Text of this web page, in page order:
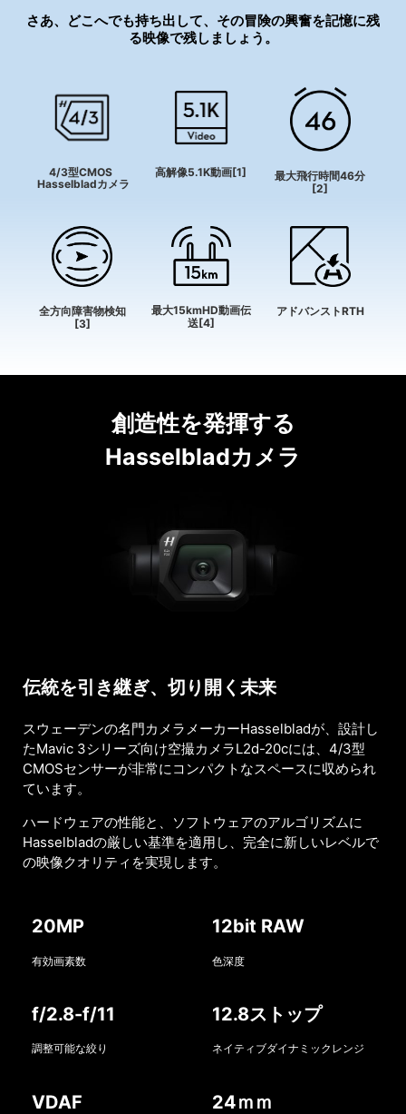
さあ、どこへでも持ち出して、その冒険の興奮を記憶に残
る映像で残しましょう。
4/3型CMOS
Hasselbladカメラ
高解像5.1K動画[1]
最大飛行時間46分
[2]
全方向障害物検知
[3]
最大15kmHD動画伝
送[4]
アドバンストRTH
創造性を発揮する
Hasselbladカメラ
伝統を引き継ぎ、切り開く未来
スウェーデンの名門カメラメーカーHasselbladが、設計し
たMavic 3シリーズ向け空撮カメラL2d-20cには、4/3型
CMOSセンサーが非常にコンパクトなスペースに収められ
ています。
ハードウェアの性能と、ソフトウェアのアルゴリズムに
Hasselbladの厳しい基準を適用し、完全に新しいレベルで
の映像クオリティを実現します。
20MP
有効画素数
f/2.8-f/11
調整可能な絞り
VDAF
12bit RAW
色深度
12.8ストップ
ネイティブダイナミックレンジ
24ｍｍ